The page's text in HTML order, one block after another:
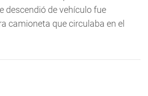
descendió de vehículo fue
camioneta que circulaba en el